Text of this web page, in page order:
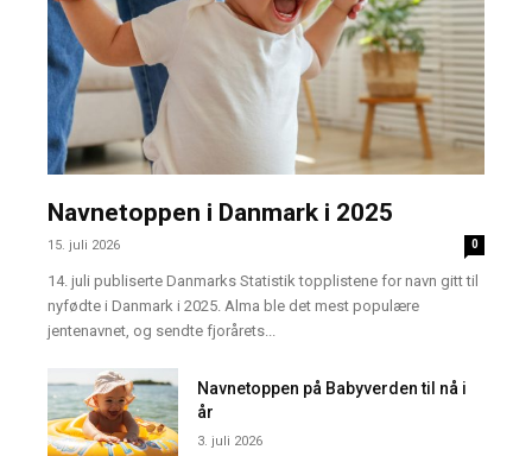
Navnetoppen i Danmark i 2025
15. juli 2026 0
14. juli publiserte Danmarks Statistik topplistene for navn gitt til
nyfødte i Danmark i 2025. Alma ble det mest populære
jentenavnet, og sendte fjorårets...
Navnetoppen på Babyverden til nå i
år
3. juli 2026